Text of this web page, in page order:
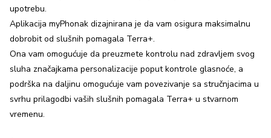
upotrebu.
Aplikacija myPhonak dizajnirana je da vam osigura maksimalnu
dobrobit od slušnih pomagala Terra+.
Ona vam omogućuje da preuzmete kontrolu nad zdravljem svog
sluha značajkama personalizacije poput kontrole glasnoće, a
podrška na daljinu omogućuje vam povezivanje sa stručnjacima u
svrhu prilagodbi vaših slušnih pomagala Terra+ u stvarnom
vremenu.